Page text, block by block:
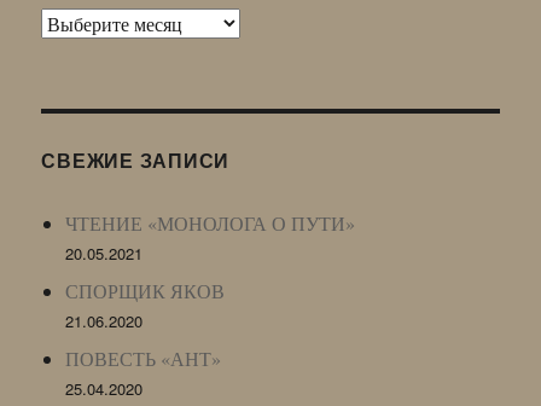
Архив
LJ
СВЕЖИЕ ЗАПИСИ
ЧТЕНИЕ «МОНОЛОГА О ПУТИ»
20.05.2021
СПОРЩИК ЯКОВ
21.06.2020
ПОВЕСТЬ «АНТ»
25.04.2020